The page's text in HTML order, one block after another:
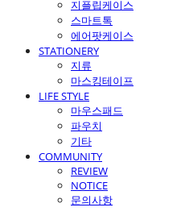
지플립케이스
스마트톡
에어팟케이스
STATIONERY
지류
마스킹테이프
LIFE STYLE
마우스패드
파우치
기타
COMMUNITY
REVIEW
NOTICE
문의사항